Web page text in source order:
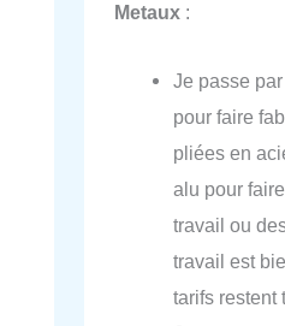
Metaux :
Je passe
pour faire
pliées en
alu pour
travail ou
travail est
tarifs restent